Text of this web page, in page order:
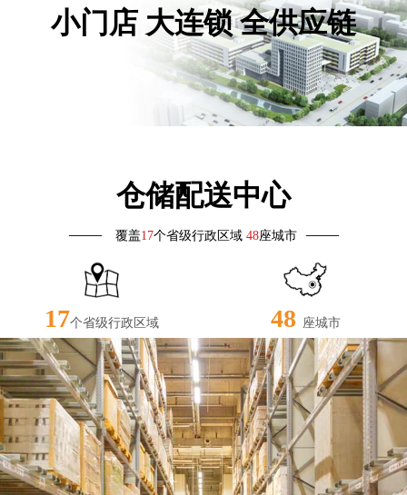
小门店 大连锁 全供应链
仓储配送中心
—— 覆盖17个省级行政区域 48座城市——
17个省级行政区域 48 座城市